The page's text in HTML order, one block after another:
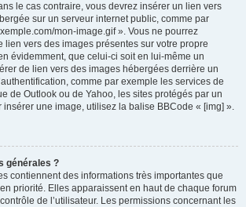
le cas contraire, vous devrez insérer un lien vers
sur un serveur internet public, comme par
mon-image.gif ». Vous ne pourrez
lien vers des images présentes sur votre propre
évidemment, que celui-ci soit en lui-même un
de lien vers des images hébergées derrière un
comme par exemple les services de
de Outlook ou de Yahoo, les sites protégés par un
insérer une image, utilisez la balise BBCode « [img] ».
générales ?
contiennent des informations très importantes que
priorité. Elles apparaissent en haut de chaque forum
de l’utilisateur. Les permissions concernant les